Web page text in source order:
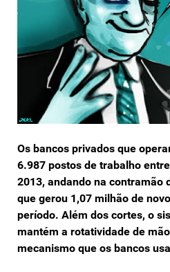
Os bancos privados que
6.987 postos de trabalho
2013, andando na contramão
que gerou 1,07 milhão de
período. Além dos cortes, o
mantém a rotatividade de
mecanismo que os bancos